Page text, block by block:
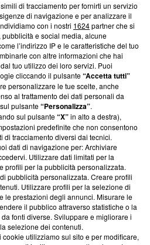
trasparenti su Blasting
e su come ci impegniamo a
afferma la nostra aderenza a
Blasting News non è
ma ha richiesto di farne
effettuato una verifica di
Via Carlo Frasca, 3 - 6900
di tracciamento per fornirti un servizio
di navigazione e per analizzare il
con i nostri 1624partner che si
e social media, alcune
l’indirizzo IP e le caratteristiche del tuo
con altre informazioni che hai
tuo utilizzo dei loro servizi. Puoi
cliccando il pulsante“Accetta tutti”
personalizzare le tue scelte, anche
al trattamento dei dati personali da
pulsante“Personalizza”.
sul pulsante“X”in alto a destra),
predefinite che non consentono
di tracciamento diversi dai tecnici.
dati di navigazione per: Archiviare
Utilizzare dati limitati per la
profili per la pubblicità personalizzata.
pubblicità personalizzata. Creare profili
Utilizzare profili per la selezione di
le prestazioni degli annunci. Misurare le
il pubblico attraverso statistiche o la
fonti diverse. Sviluppare e migliorare i
selezione dei contenuti.
utilizziamo sul sito e per modificare,